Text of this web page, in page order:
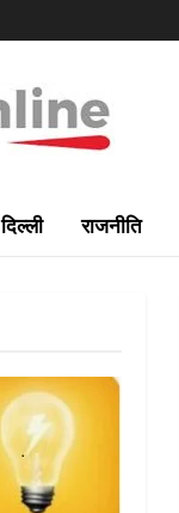
दिल्ली राजनीति